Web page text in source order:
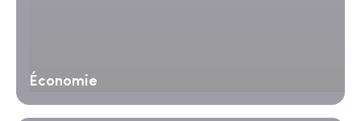
Économie